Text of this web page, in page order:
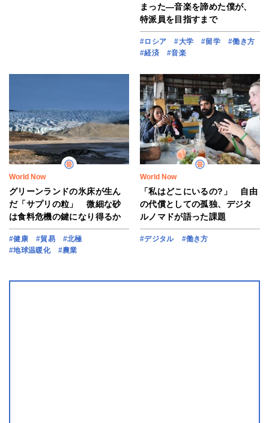
まった―音楽を諦めた僕が、
特派員を目指すまで
#ロシア #大学 #留学
#働き方
#経済
#音楽
World Now
グリーンランドの氷床が生ん
だ「サプリの粒」 微細な砂
は食料危機の鍵になり得るか
#健康 #貿易
#北極
#地球温暖化
#農業
World Now
「私はどこにいるの?」 自由
の代償としての孤独、デジタ
ルノマドが語った課題
#デジタル #働き方